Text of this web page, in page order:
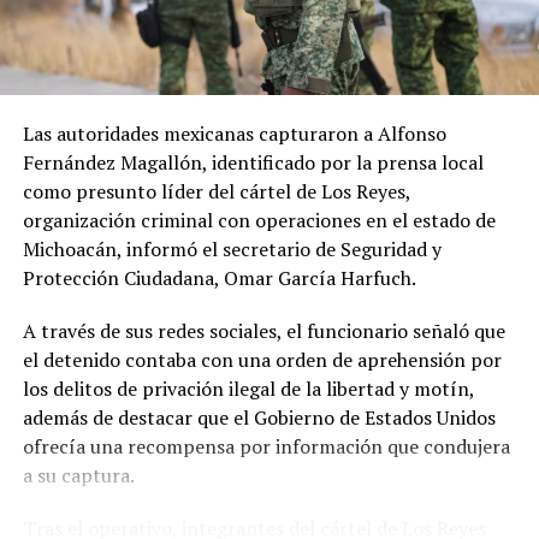
Las autoridades mexicanas capturaron a Alfonso
Fernández Magallón, identificado por la prensa local
como presunto líder del cártel de Los Reyes,
organización criminal con operaciones en el estado de
Michoacán, informó el secretario de Seguridad y
Protección Ciudadana, Omar García Harfuch.
A través de sus redes sociales, el funcionario señaló que
el detenido contaba con una orden de aprehensión por
los delitos de privación ilegal de la libertad y motín,
además de destacar que el Gobierno de Estados Unidos
ofrecía una recompensa por información que condujera
a su captura.